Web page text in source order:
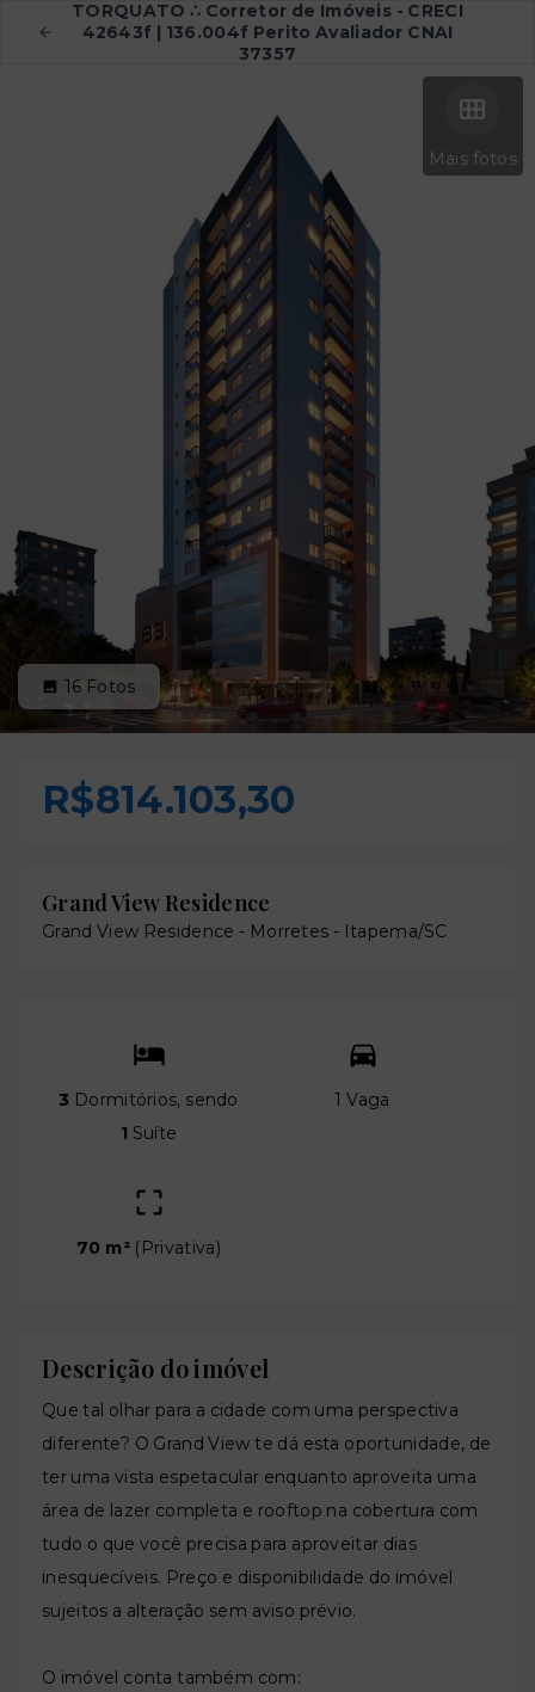
TORQUATO ∴ Corretor de Imóveis - CRECI
42643f | 136.004f Perito Avaliador CNAI
37357
Mais fotos
16 Fotos
R$814.103,30
Grand View Residence
Grand View Residence - Morretes - Itapema/SC
3 Dormitórios, sendo
1 Suíte
1 Vaga
70 m² ( Privativa)
Descrição do imóvel
Que tal olhar para a cidade com uma perspectiva
diferente? O Grand View te dá esta oportunidade, de
ter uma vista espetacular enquanto aproveita uma
área de lazer completa e rooftop na cobertura com
tudo o que você precisa para aproveitar dias
inesquecíveis. Preço e disponibilidade do imóvel
sujeitos a alteração sem aviso prévio.
O imóvel conta também com: